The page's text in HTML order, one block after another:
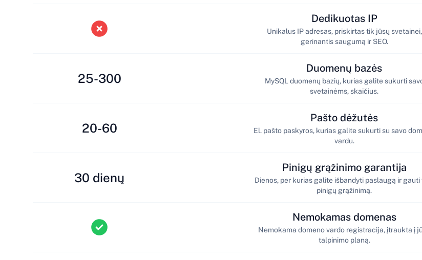
Dedikuotas IP
Unikalus IP adresas, priskirtas tik jūsų svetainei,
gerinantis saugumą ir SEO.
25-300
Duomenų bazės
MySQL duomenų bazių, kurias galite sukurti
svetainėms, skaičius.
20-60
Pašto dėžutės
El. pašto paskyros, kurias galite sukurti su savo
vardu.
30 dienų
Pinigų grąžinimo garantija
Dienos, per kurias galite išbandyti paslaugą ir gauti
pinigų grąžinimą.
Nemokamas domenas
Nemokama domeno vardo registracija, įtraukta į
talpinimo planą.